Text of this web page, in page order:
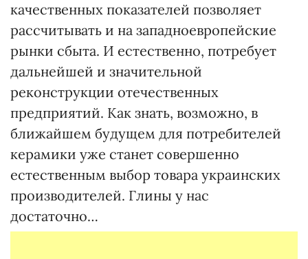
качественных показателей позволяет
рассчитывать и на западноевропейские
рынки сбыта. И естественно, потребует
дальнейшей и значительной
реконструкции отечественных
предприятий. Как знать, возможно, в
ближайшем будущем для потребителей
керамики уже станет совершенно
естественным выбор товара украинских
производителей. Глины у нас
достаточно…